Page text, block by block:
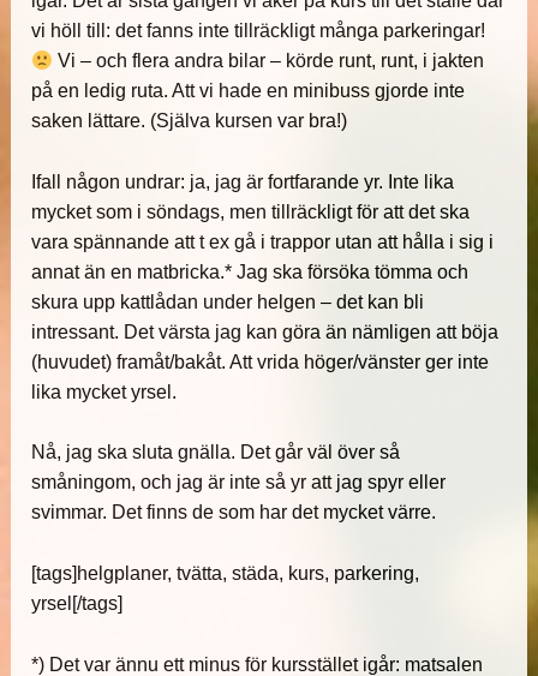
vi höll till: det fanns inte tillräckligt många parkeringar!
Vi – och flera andra bilar – körde runt, runt, i jakten
på en ledig ruta. Att vi hade en minibuss gjorde inte
saken lättare. (Själva kursen var bra!)
Ifall någon undrar: ja, jag är fortfarande yr. Inte lika
mycket som i söndags, men tillräckligt för att det ska
vara spännande att t ex gå i trappor utan att hålla i sig i
annat än en matbricka.* Jag ska försöka tömma och
skura upp kattlådan under helgen – det kan bli
intressant. Det värsta jag kan göra än nämligen att böja
(huvudet) framåt/bakåt. Att vrida höger/vänster ger inte
lika mycket yrsel.
Nå, jag ska sluta gnälla. Det går väl över så
småningom, och jag är inte så yr att jag spyr eller
svimmar. Det finns de som har det mycket värre.
[tags]helgplaner, tvätta, städa, kurs, parkering,
yrsel[/tags]
*) Det var ännu ett minus för kursstället igår: matsalen